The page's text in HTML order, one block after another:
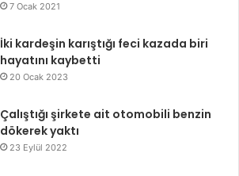
7 Ocak 2021
İki kardeşin karıştığı feci kazada biri
hayatını kaybetti
20 Ocak 2023
Çalıştığı şirkete ait otomobili benzin
dökerek yaktı
23 Eylül 2022